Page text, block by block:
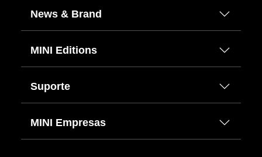
News & Brand
MINI Editions
Suporte
MINI Empresas